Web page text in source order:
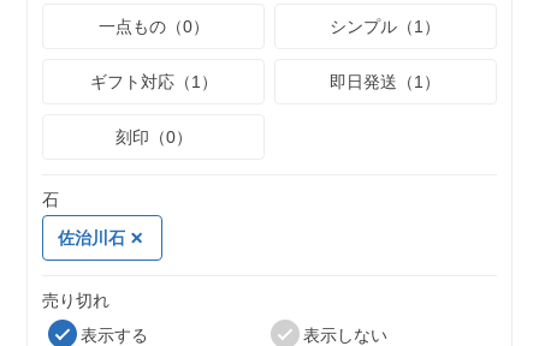
一点もの（0）
シンプル（1）
ギフト対応（1） 即日発送（1）
刻印（0）
石
佐治川石
売り切れ
表示する
表示しない